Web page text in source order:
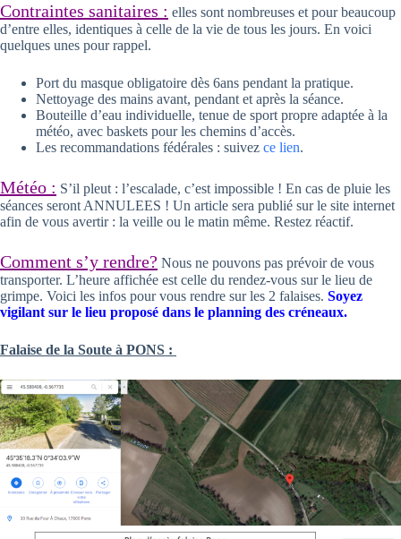
Contraintes sanitaires : elles sont nombreuses et pour beaucoup
d’entre elles, identiques à celle de la vie de tous les jours. En voici
quelques unes pour rappel.
Port du masque obligatoire dès 6ans pendant la pratique.
Nettoyage des mains avant, pendant et après la séance.
Bouteille d’eau individuelle, tenue de sport propre adaptée à la
météo, avec baskets pour les chemins d’accès.
Les recommandations fédérales : suivez ce lien.
Météo : S’il pleut : l’escalade, c’est impossible ! En cas de pluie les
séances seront ANNULEES ! Un article sera publié sur le site internet
afin de vous avertir : la veille ou le matin même. Restez réactif.
Comment s’y rendre? Nous ne pouvons pas prévoir de vous
transporter. L’heure affichée est celle du rendez-vous sur le lieu de
grimpe. Voici les infos pour vous rendre sur les 2 falaises. Soyez
vigilant sur le lieu proposé dans le planning des créneaux.
Falaise de la Soute à PONS :